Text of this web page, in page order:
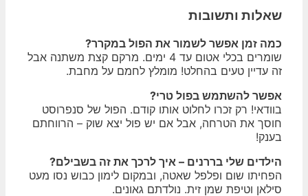
שאלות ותשובות
כמה זמן אפשר לשמור את הפול במקרר?
שומרים בכלי אטום עד 4 ימים. מרקם קצת משתנה אבל
זה עדיין טעים בהחלט! מומלץ לחמם על מחבת.
אפשר להשתמש בפול טרי?
בוודאי! רק זכרו לחלוט אותו קודם. הפול של סנפרוסט
חוסך את הטרחה, אבל אם יש פול יצא שוק – הרווחתם
בענק!
הילדים שלי בררנים – איך לרכך את זה בשבילם?
הפחיתו שום ופלפל שאטה, ובמקום לימון כבוש נסו מעט
סילאן וטיפת שמן זית. נולדתם גאונים.